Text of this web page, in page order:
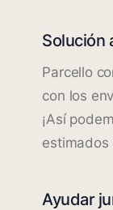
Solución
Parcello
con los
¡Así
estimados
Ayudar